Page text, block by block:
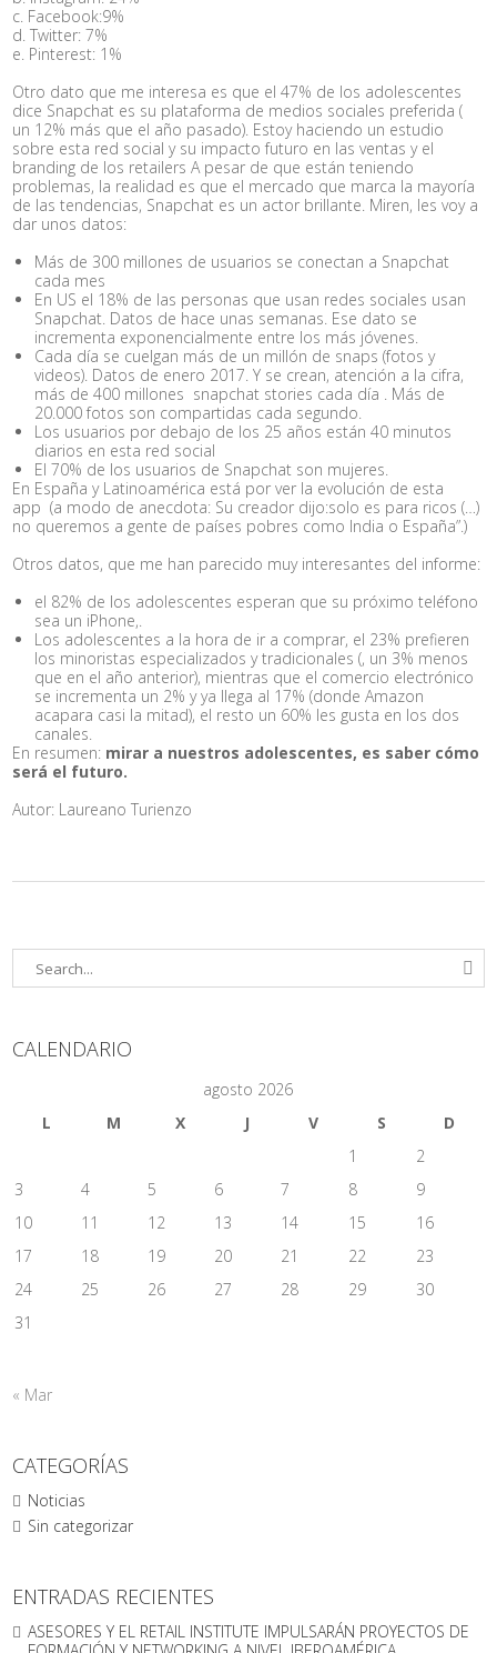
c. Facebook:9%
d. Twitter: 7%
e. Pinterest: 1%
Otro dato que me interesa es que el 47% de los adolescentes
dice Snapchat es su plataforma de medios sociales preferida (
un 12% más que el año pasado). Estoy haciendo un estudio
sobre esta red social y su impacto futuro en las ventas y el
branding de los retailers A pesar de que están teniendo
problemas, la realidad es que el mercado que marca la mayoría
de las tendencias, Snapchat es un actor brillante. Miren, les voy a
dar unos datos:
Más de 300 millones de usuarios se conectan a Snapchat
cada mes
En US el 18% de las personas que usan redes sociales usan
Snapchat. Datos de hace unas semanas. Ese dato se
incrementa exponencialmente entre los más jóvenes.
Cada día se cuelgan más de un millón de snaps (fotos y
videos). Datos de enero 2017. Y se crean, atención a la cifra,
más de 400 millones snapchat stories cada día . Más de
20.000 fotos son compartidas cada segundo.
Los usuarios por debajo de los 25 años están 40 minutos
diarios en esta red social
El 70% de los usuarios de Snapchat son mujeres.
En España y Latinoamérica está por ver la evolución de esta
app (a modo de anecdota: Su creador dijo:solo es para ricos (…)
no queremos a gente de países pobres como India o España”.)
Otros datos, que me han parecido muy interesantes del informe:
el 82% de los adolescentes esperan que su próximo teléfono
sea un iPhone,.
Los adolescentes a la hora de ir a comprar, el 23% prefieren
los minoristas especializados y tradicionales (, un 3% menos
que en el año anterior), mientras que el comercio electrónico
se incrementa un 2% y ya llega al 17% (donde Amazon
acapara casi la mitad), el resto un 60% les gusta en los dos
canales.
En resumen: mirar a nuestros adolescentes, es saber cómo
será el futuro.
Autor: Laureano Turienzo
CALENDARIO
agosto 2026
L
M X J V S
D
1
2
3
4 5 6 7 8
9
10
11 12 13 14 15
16
17
18 19 20 21 22
23
24
25 26 27 28 29
30
31
« Mar
CATEGORÍAS
Noticias
Sin categorizar
ENTRADAS RECIENTES
ASESORES Y EL RETAIL INSTITUTE IMPULSARÁN PROYECTOS DE